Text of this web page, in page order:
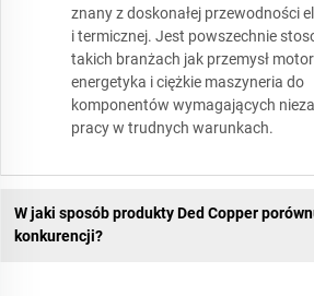
znany z doskonałej przewodności
i termicznej. Jest powszechnie
takich branżach jak przemysł
energetyka i ciężkie maszyneria do
komponentów wymagających
pracy w trudnych warunkach.
W jaki sposób produkty Ded Copper
konkurencji?